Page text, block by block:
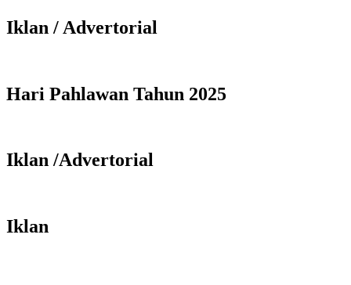
Iklan / Advertorial
Hari Pahlawan Tahun 2025
Iklan /Advertorial
Iklan